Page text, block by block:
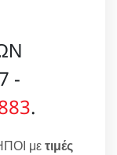
-
.
μετιμές